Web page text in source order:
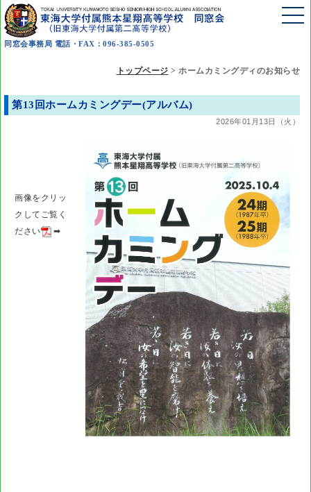
同窓会事務局 電話・FAX：096-385-0505
トップページ > ホームカミングディのお知らせ
第13回ホームカミングデー(アルバム)
2026年01月13日（火）
画像をクリッ
クしてご覧く
ださい
➡